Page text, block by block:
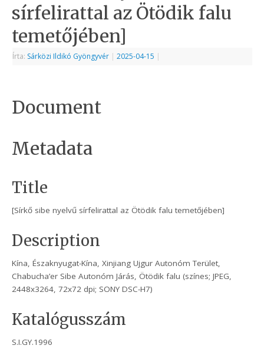
sírfelirattal az Ötödik falu
temetőjében]
Írta: Sárközi Ildikó Gyöngyvér | 2025-04-15 |
Document
Metadata
Title
[Sírkő sibe nyelvű sírfelirattal az Ötödik falu temetőjében]
Description
Kína, Északnyugat-Kína, Xinjiang Ujgur Autonóm Terület,
Chabucha’er Sibe Autonóm Járás, Ötödik falu (színes; JPEG,
2448x3264, 72x72 dpi; SONY DSC-H7)
Katalógusszám
S.I.GY.1996